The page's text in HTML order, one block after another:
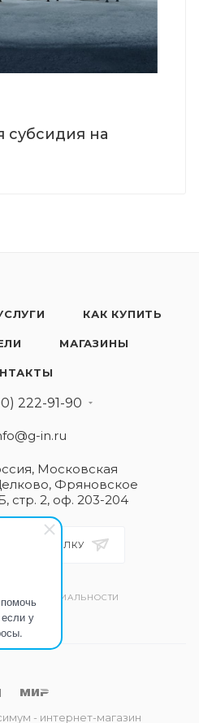
у
субсидия на
КАК КУПИТЬ
МАГАЗИНЫ
222-91-90
in.ru
Московская
Фряновское
стр. 2, оф. 203-204
НА РАССЫЛКУ
- интернет-магазин